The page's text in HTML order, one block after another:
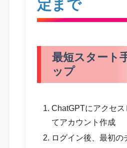
定まで
最短スタート
ップ
ChatGPTにアクセス
てアカウント作成
ログイン後、最初の